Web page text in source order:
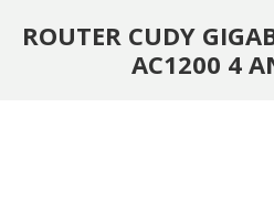
ROUTER CUDY
AC1200 4